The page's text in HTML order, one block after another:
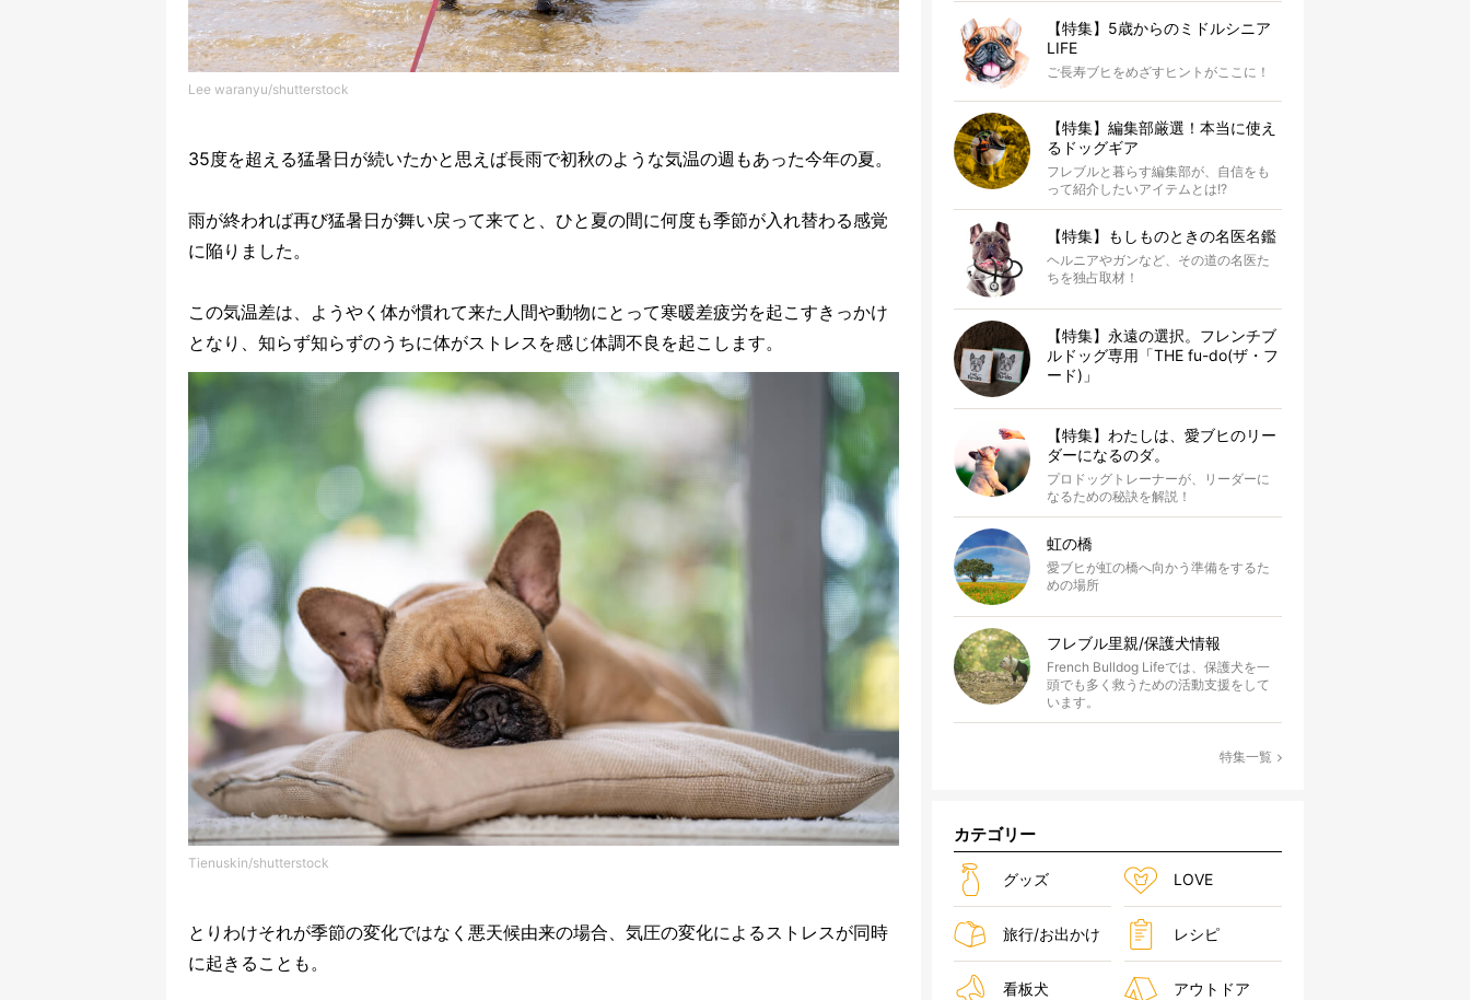
Lee waranyu/shutterstock
35度を超える猛暑日が続いたかと思えば長雨で初秋のような気温の週もあった今年の夏。
雨が終われば再び猛暑日が舞い戻って来てと、ひと夏の間に何度も季節が入れ替わる感覚
に陥りました。
この気温差は、ようやく体が慣れて来た人間や動物にとって寒暖差疲労を起こすきっかけ
となり、知らず知らずのうちに体がストレスを感じ体調不良を起こします。
Tienuskin/shutterstock
とりわけそれが季節の変化ではなく悪天候由来の場合、気圧の変化によるストレスが同時
に起きることも。
【特集】5歳からのミドルシニア
LIFE
ご長寿ブヒをめざすヒントがここに！
【特集】編集部厳選！本当に使え
るドッグギア
フレブルと暮らす編集部が、自信をも
って紹介したいアイテムとは!?
【特集】もしものときの名医名鑑
ヘルニアやガンなど、その道の名医た
ちを独占取材！
【特集】永遠の選択。フレンチブ
ルドッグ専用「THE fu-do(ザ・フ
ード)」
【特集】わたしは、愛ブヒのリー
ダーになるのダ。
プロドッグトレーナーが、リーダーに
なるための秘訣を解説！
虹の橋
愛ブヒが虹の橋へ向かう準備をするた
めの場所
フレブル里親/保護犬情報
French Bulldog Lifeでは、保護犬を一
頭でも多く救うための活動支援をして
います。
特集一覧
カテゴリー
グッズ LOVE
旅行/お出かけ レシピ
看板犬 アウトドア